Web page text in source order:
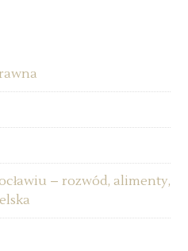
– rozwód, alimenty,